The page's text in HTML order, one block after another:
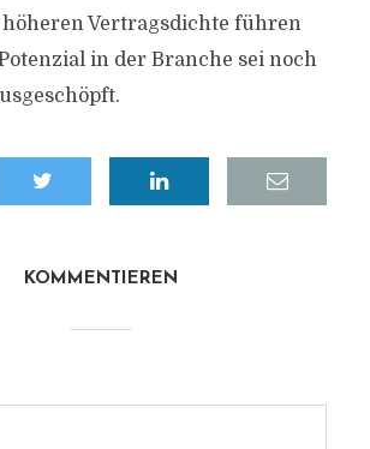
Vertragsdichte führen
in der Branche sei noch
KOMMENTIEREN